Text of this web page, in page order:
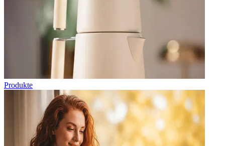
Produkte